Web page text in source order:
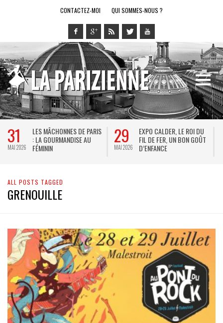
CONTACTEZ-MOI QUI SOMMES-NOUS ?
31
MAI 2026
LES MÂCHONNES DE PARIS
: LA GOURMANDISE AU
FÉMININ
29
MAI 2026
EXPO CALDER, LE ROI DU
FIL DE FER, UN BON GOÛT
D’ENFANCE
ALL POSTS TAGGED
GRENOUILLE